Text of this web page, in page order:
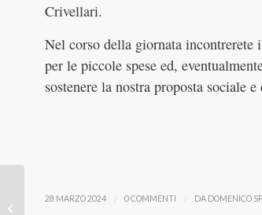
Crivellari.
Nel corso della giornata incontrerete
per le piccole spese ed,
sostenere la nostra proposta sociale
28 MARZO 2024 / 0 COMMENTI / DA DOMENICO
Riolo che non ti aspetti